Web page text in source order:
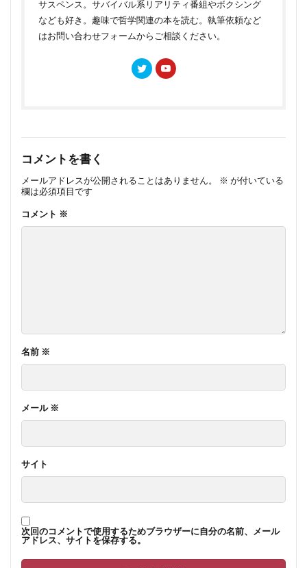
サスペンス。サバイバル系リアリティ番組やボクシング
なども好き。趣味で哲学関連の本を読む。執筆依頼など
はお問い合わせフォームからご相談ください。
コメントを書く
メールアドレスが公開されることはありません。 ※ が付いている
欄は必須項目です
コメント ※
名前 ※
メール ※
サイト
次回のコメントで使用するためブラウザーに自分の名前、メール
アドレス、サイトを保存する。